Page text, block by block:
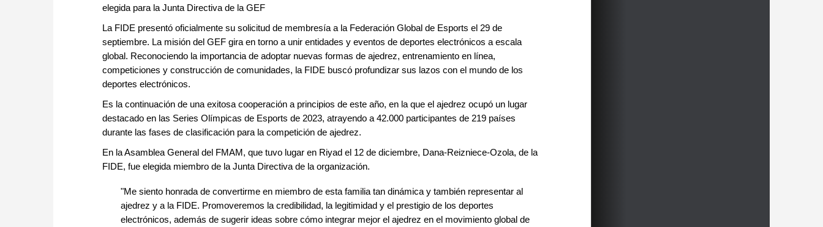
elegida para la Junta Directiva de la GEF
La FIDE presentó oficialmente su solicitud de membresía a la Federación Global de Esports el 29 de
septiembre. La misión del GEF gira en torno a unir entidades y eventos de deportes electrónicos a escala
global. Reconociendo la importancia de adoptar nuevas formas de ajedrez, entrenamiento en línea,
competiciones y construcción de comunidades, la FIDE buscó profundizar sus lazos con el mundo de los
deportes electrónicos.
Es la continuación de una exitosa cooperación a principios de este año, en la que el ajedrez ocupó un lugar
destacado en las Series Olímpicas de Esports de 2023, atrayendo a 42.000 participantes de 219 países
durante las fases de clasificación para la competición de ajedrez.
En la Asamblea General del FMAM, que tuvo lugar en Riyad el 12 de diciembre, Dana-Reizniece-Ozola, de la
FIDE, fue elegida miembro de la Junta Directiva de la organización.
"Me siento honrada de convertirme en miembro de esta familia tan dinámica y también representar al
ajedrez y a la FIDE. Promoveremos la credibilidad, la legitimidad y el prestigio de los deportes
electrónicos, además de sugerir ideas sobre cómo integrar mejor el ajedrez en el movimiento global de